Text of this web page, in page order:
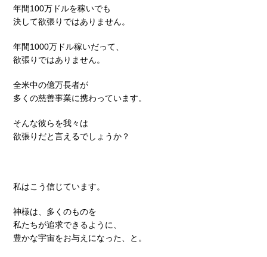
年間100万ドルを稼いでも
決して欲張りではありません。
年間1000万ドル稼いだって、
欲張りではありません。
全米中の億万長者が
多くの慈善事業に携わっています。
そんな彼らを我々は
欲張りだと言えるでしょうか？
私はこう信じています。
神様は、多くのものを
私たちが追求できるように、
豊かな宇宙をお与えになった、と。